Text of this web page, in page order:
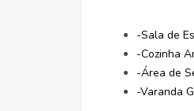
-Sala de
-Cozinha
-Área de
-Varanda